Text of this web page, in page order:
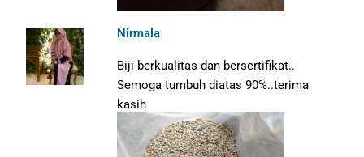
Nirmala
Biji berkualitas dan bersertifikat..
Semoga tumbuh diatas 90%..terima
kasih